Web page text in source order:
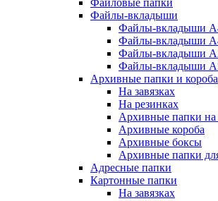
Файловые папки
Файлы-вкладыши
Файлы-вкладыши
Файлы-вкладыши
Файлы-вкладыши
Файлы-вкладыши
Архивные папки и короба
На завязках
На резинках
Архивные папки на
Архивные короба
Архивные боксы
Архивные папки
Адресные папки
Картонные папки
На завязках